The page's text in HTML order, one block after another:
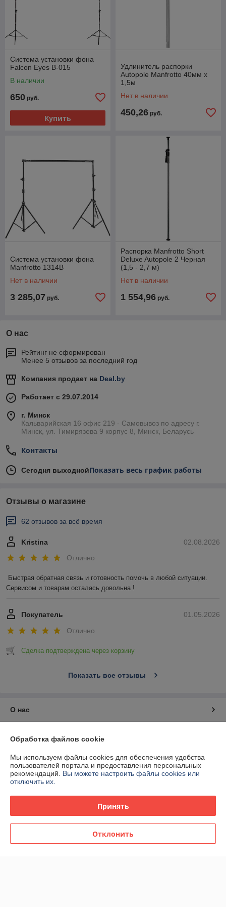
Система установки фона
Falcon Eyes B-015
В наличии
650 руб.
Купить
Удлинитель распорки
Autopole Manfrotto 40мм х
1,5м
Нет в наличии
450,26 руб.
Система установки фона
Manfrotto 1314B
Нет в наличии
3 285,07 руб.
Распорка Manfrotto Short
Deluxe Autopole 2 Черная
(1,5 - 2,7 м)
Нет в наличии
1 554,96 руб.
О нас
Рейтинг не сформирован
Менее 5 отзывов за последний год
Компания продает на Deal.by
Работает с 29.07.2014
г. Минск
Кальварийская 16 офис 219 - Самовывоз по адресу г.
Минск, ул. Тимирязева 9 корпус 8, Минск, Беларусь
Контакты
Сегодня выходнойПоказать весь график работы
Отзывы о магазине
62 отзывов за всё время
02.08.2026
Kristina
Отлично
Быстрая обратная связь и готовность помочь в любой ситуации.
Сервисом и товарам осталась довольна !
01.05.2026
Покупатель
Отлично
Сделка подтверждена через корзину
Показать все отзывы
О нас
Доставка и оплата
График работы
Обработка файлов cookie
Мы используем файлы cookies для обеспечения удобства
пользователей портала и предоставления персональных
рекомендаций. Вы можете настроить файлы cookies или
отключить их.
Принять
Отклонить